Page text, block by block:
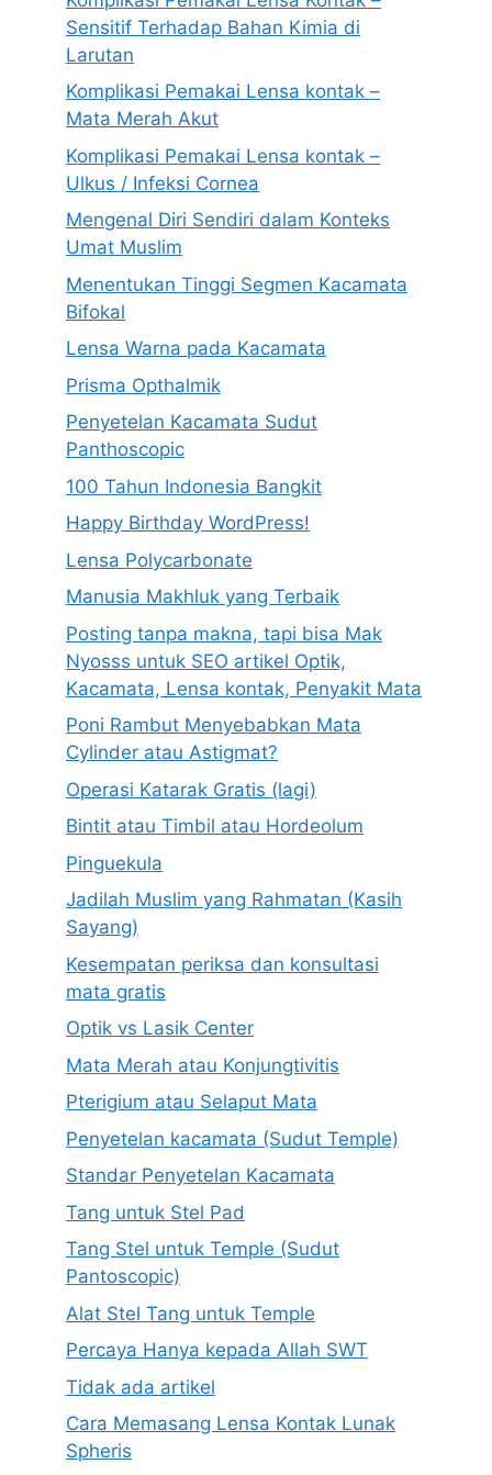
Sensitif Terhadap Bahan Kimia di
Larutan
Komplikasi Pemakai Lensa kontak –
Mata Merah Akut
Komplikasi Pemakai Lensa kontak –
Ulkus / Infeksi Cornea
Mengenal Diri Sendiri dalam Konteks
Umat Muslim
Menentukan Tinggi Segmen Kacamata
Bifokal
Lensa Warna pada Kacamata
Prisma Opthalmik
Penyetelan Kacamata Sudut
Panthoscopic
100 Tahun Indonesia Bangkit
Happy Birthday WordPress!
Lensa Polycarbonate
Manusia Makhluk yang Terbaik
Posting tanpa makna, tapi bisa Mak
Nyosss untuk SEO artikel Optik,
Kacamata, Lensa kontak, Penyakit Mata
Poni Rambut Menyebabkan Mata
Cylinder atau Astigmat?
Operasi Katarak Gratis (lagi)
Bintit atau Timbil atau Hordeolum
Pinguekula
Jadilah Muslim yang Rahmatan (Kasih
Sayang)
Kesempatan periksa dan konsultasi
mata gratis
Optik vs Lasik Center
Mata Merah atau Konjungtivitis
Pterigium atau Selaput Mata
Penyetelan kacamata (Sudut Temple)
Standar Penyetelan Kacamata
Tang untuk Stel Pad
Tang Stel untuk Temple (Sudut
Pantoscopic)
Alat Stel Tang untuk Temple
Percaya Hanya kepada Allah SWT
Tidak ada artikel
Cara Memasang Lensa Kontak Lunak
Spheris